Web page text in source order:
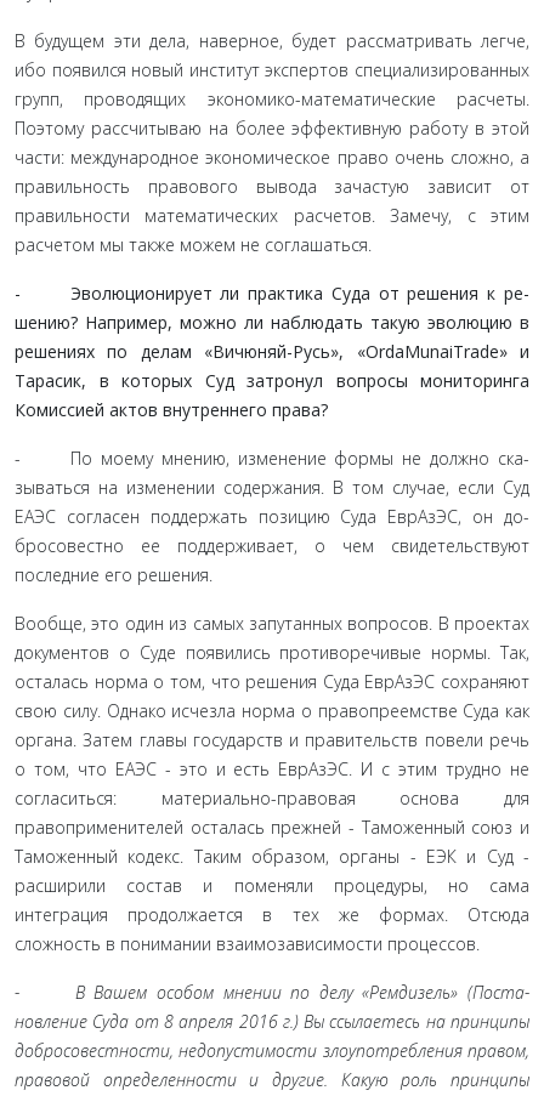
В будущем эти дела, наверное, будет рассматривать легче,
ибо появился новый институт экспертов специализирован­ных
групп, проводящих экономико-математические расчеты.
Поэтому рассчитываю на более эффективную работу в этой
части: международное экономическое право очень сложно, а
правильность правового вывода зачастую зависит от
правиль­ности математических расчетов. Замечу, с этим
расчетом мы также можем не соглашаться.
- Эволюционирует ли практика Суда от решения к ре­
шению? Например, можно ли наблюдать такую эволюцию в
решениях по делам «Вичюняй-Русь», «OrdaMunaiTrade» и
Тарасик, в которых Суд затронул вопросы мониторинга
Комиссией актов внутреннего права?
- По моему мнению, изменение формы не должно ска­
зываться на изменении содержания. В том случае, если Суд
ЕАЭС согласен поддержать позицию Суда ЕврАзЭС, он до­
бросовестно ее поддерживает, о чем свидетельствуют
послед­ние его решения.
Вообще, это один из самых запутанных вопросов. В проек­тах
документов о Суде появились противоречивые нормы. Так,
осталась норма о том, что решения Суда ЕврАзЭС сохраняют
свою силу. Однако исчезла норма о правопреемстве Суда как
ор­гана. Затем главы государств и правительств повели речь
о том, что ЕАЭС - это и есть ЕврАзЭС. И с этим трудно не
согласить­ся: материально-правовая основа для
правоприменителей оста­лась прежней - Таможенный союз и
Таможенный кодекс. Таким образом, органы - ЕЭК и Суд -
расширили состав и поменяли процедуры, но сама
интеграция продолжается в тех же формах. Отсюда
сложность в понимании взаимозависимости процессов.
- В Вашем особом мнении по делу «Ремдизель» (Поста­
новление Суда от 8 апреля 2016 г.) Вы ссылаетесь на прин­ципы
добросовестности, недопустимости злоупотребления правом,
правовой определенности и другие. Какую роль прин­ципы